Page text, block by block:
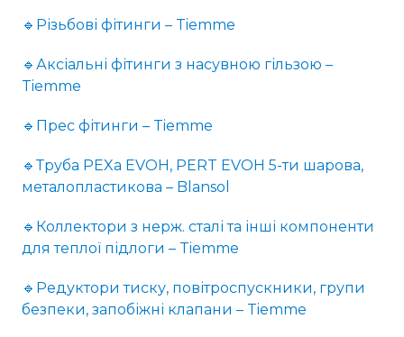
🔹Різьбові фітинги – Tiemme
🔹Аксіальні фітинги з насувною гільзою –
Tiemme
🔹Прес фітинги – Tiemme
🔹Труба PEXa EVOH, PERT EVOH 5-ти шарова,
металопластикова – Blansol
🔹Коллектори з нерж. сталі та інші компоненти
для теплої підлоги – Tiemme
🔹Редуктори тиску, повітроспускники, групи
безпеки, запобіжні клапани – Tiemme